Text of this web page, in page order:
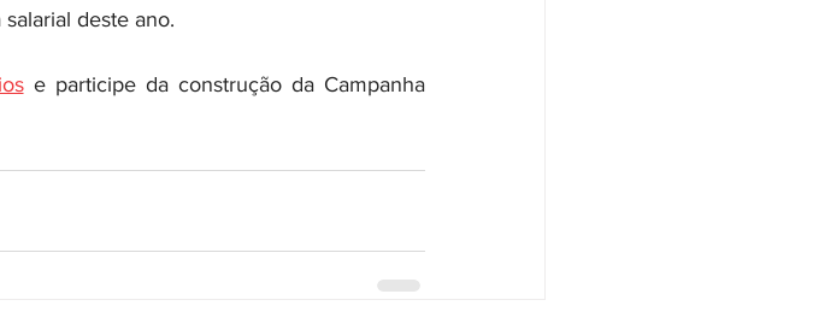
deste ano.
e participe da construção da Campanha